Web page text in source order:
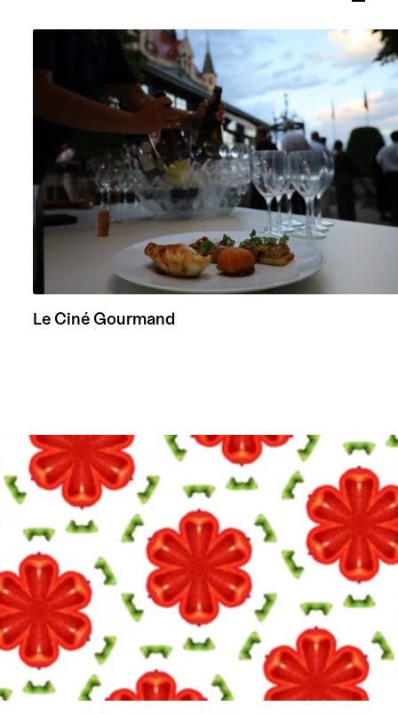
Le Ciné Gourmand